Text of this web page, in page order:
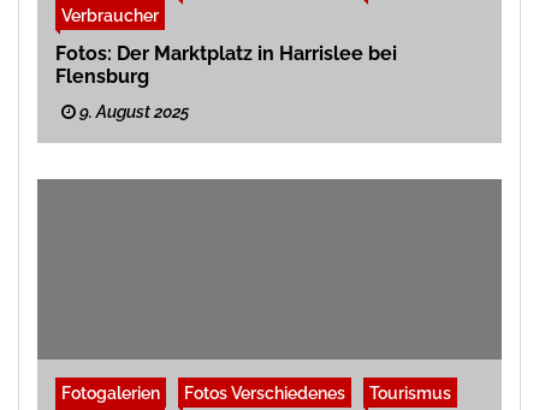
Verbraucher
Fotos: Der Marktplatz in Harrislee bei
Flensburg
9. August 2025
Fotogalerien Fotos Verschiedenes
Tourismus